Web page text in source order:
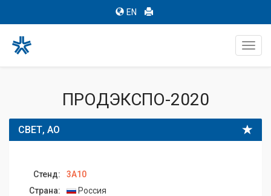
EN
ПРОДЭКСПО-2020
СВЕТ, АО
Стенд:
3A10
Страна:
Россия